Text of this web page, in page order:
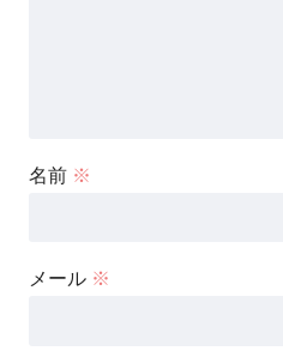
名前 ※
メール ※